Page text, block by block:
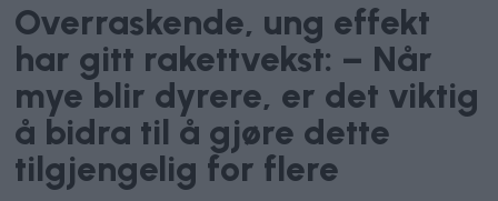
Overraskende, ung effekt
har gitt rakettvekst: – Når
mye blir dyrere, er det viktig
å bidra til å gjøre dette
tilgjengelig for flere